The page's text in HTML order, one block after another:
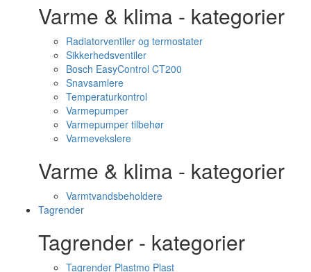
Varme & klima - kategorier
Radiatorventiler og termostater
Sikkerhedsventiler
Bosch EasyControl CT200
Snavsamlere
Temperaturkontrol
Varmepumper
Varmepumper tilbehør
Varmevekslere
Varme & klima - kategorier
Varmtvandsbeholdere
Tagrender
Tagrender - kategorier
Tagrender Plastmo Plast